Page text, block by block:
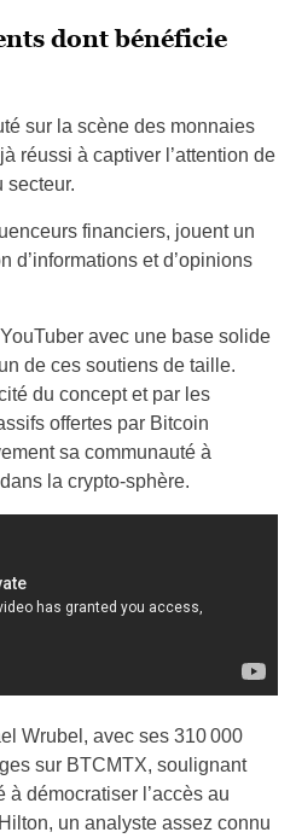
dont bénéficie
sur la scène des monnaies
réussi à captiver l’attention de
secteur.
financiers, jouent un
d’informations et d’opinions
avec une base solide
de ces soutiens de taille.
du concept et par les
offertes par Bitcoin
sa communauté à
la crypto-sphère.
Wrubel, avec ses 310 000
sur BTCMTX, soulignant
démocratiser l’accès au
un analyste assez connu